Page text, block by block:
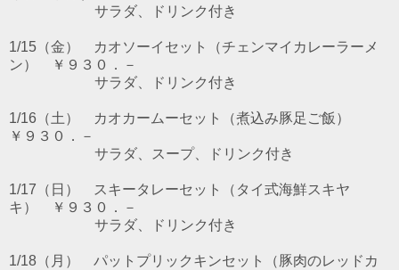
サラダ、ドリンク付き
1/15（金） カオソーイセット（チェンマイカレーラーメ
ン） ￥９３０．－
サラダ、ドリンク付き
1/16（土） カオカームーセット（煮込み豚足ご飯）
￥９３０．－
サラダ、スープ、ドリンク付き
1/17（日） スキータレーセット（タイ式海鮮スキヤ
キ） ￥９３０．－
サラダ、ドリンク付き
1/18（月） パットプリックキンセット（豚肉のレッドカ